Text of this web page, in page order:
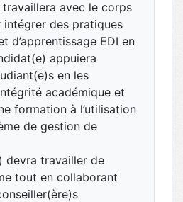
avec le corps
des pratiques
d’apprentissage EDI en
appuiera
en les
académique et
formation à l’utilisation
de gestion de
devra travailler de
tout en collaborant